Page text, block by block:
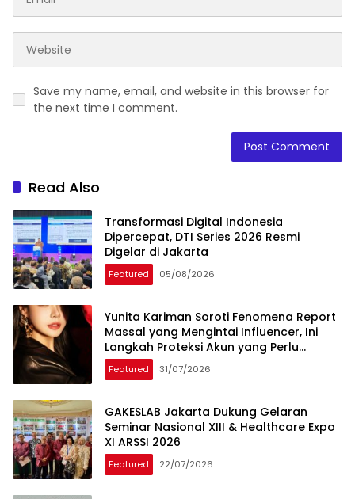
Save my name, email, and website in this browser for
the next time I comment.
Read Also
Transformasi Digital Indonesia
Dipercepat, DTI Series 2026 Resmi
Digelar di Jakarta
Featured 05/08/2026
Yunita Kariman Soroti Fenomena Report
Massal yang Mengintai Influencer, Ini
Langkah Proteksi Akun yang Perlu
Diketahui
Featured 31/07/2026
GAKESLAB Jakarta Dukung Gelaran
Seminar Nasional XIII & Healthcare Expo
XI ARSSI 2026
Featured 22/07/2026